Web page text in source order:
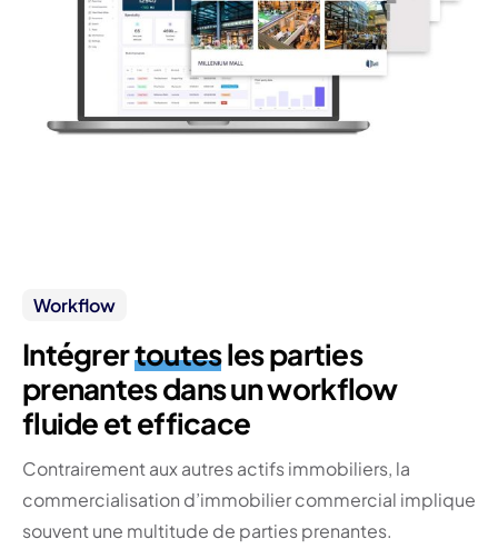
Workflow
Intégrertoutesles parties
prenantes dans un workflow
fluide et efficace
Contrairement aux autres actifs immobiliers, la
commercialisation d’immobilier commercial implique
souvent une multitude de parties prenantes.